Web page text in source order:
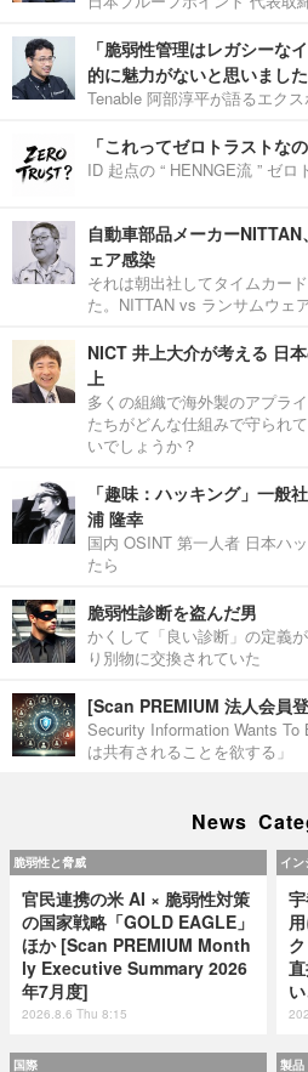
「脆弱性管理はレガシーな
的に魅力がないと思いました
Tenable 阿部淳平が語るエク
「これってゼロトラストな
ID 起点の “ HENNGE流 ” ゼロ
自動車部品メーカー
ェア感染
それは朝出社してタイムカー
た。NITTAN vs ランサムウェ
NICT 井上大介が考える 日
上
多くの組織で海外製のアプラ
たちがどんな仕組みで守られ
いでしょうか？
「趣味：ハッキング」一般
浦 隆幸
国内 OSINT 第一人者 日本ハ
たら
脆弱性診断を盗んだ男
かくして「良い診断」の定義
り別物に交換されていた
[Scan PREMIUM 法人会員
Security Information Wants To
は共有されることを欲する」
News
脆弱性と脅威
官民連携の米 AI × 脆弱性対策
の国家戦略「GOLD EAGLE」
ほか [Scan PREMIUM Month
ly Executive Summary 2026
年7月度]
2026.8.6 Thu 8:15
イン
国際 製品